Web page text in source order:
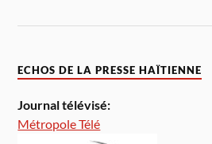
ECHOS DE LA PRESSE HAÏTIENNE
Journal télévisé:
Métropole Télé